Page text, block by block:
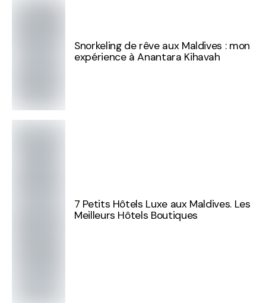
Snorkeling de rêve aux Maldives : mon
expérience à Anantara Kihavah
7 Petits Hôtels Luxe aux Maldives. Les
Meilleurs Hôtels Boutiques